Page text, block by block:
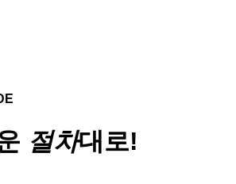
절차대로!